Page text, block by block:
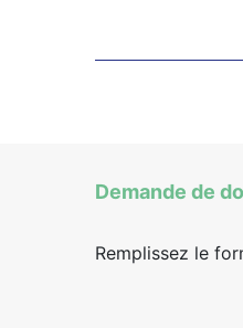
Demande de
Remplissez le